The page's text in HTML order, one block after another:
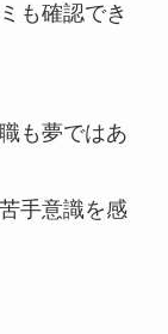
も確認でき
も夢ではあ
手意識を感